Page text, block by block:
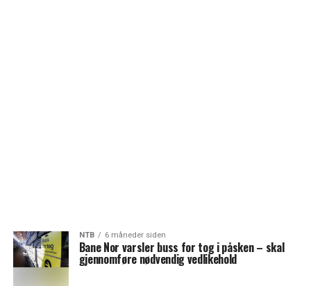
NTB 6 måneder siden
Bane Nor varsler buss for tog i påsken – skal
gjennomføre nødvendig vedlikehold